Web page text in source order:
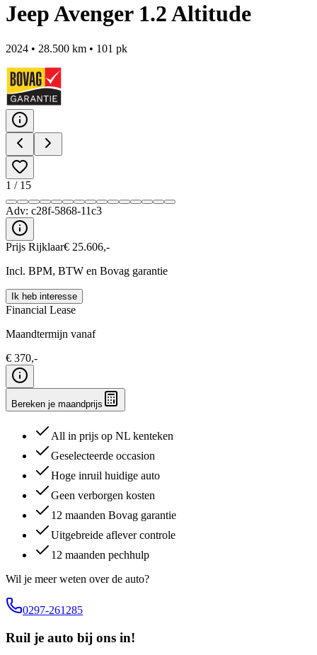
Jeep Avenger 1.2 Altitude
2024 • 28.500 km • 101 pk
1 / 15
Adv: c28f-5868-11c3
Prijs Rijklaar€ 25.606,-
Incl. BPM, BTW en Bovag garantie
Ik heb interesse
Financial Lease
Maandtermijn vanaf
€ 370,-
Bereken je maandprijs
All in prijs op NL kenteken
Geselecteerde occasion
Hoge inruil huidige auto
Geen verborgen kosten
12 maanden Bovag garantie
Uitgebreide aflever controle
12 maanden pechhulp
Wil je meer weten over de auto?
0297-261285
Ruil je auto bij ons in!